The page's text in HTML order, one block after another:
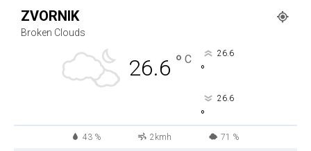
ZVORNIK
Broken Clouds
26.6 ° C 26.6
°
26.6
°
43 % 2kmh 71 %